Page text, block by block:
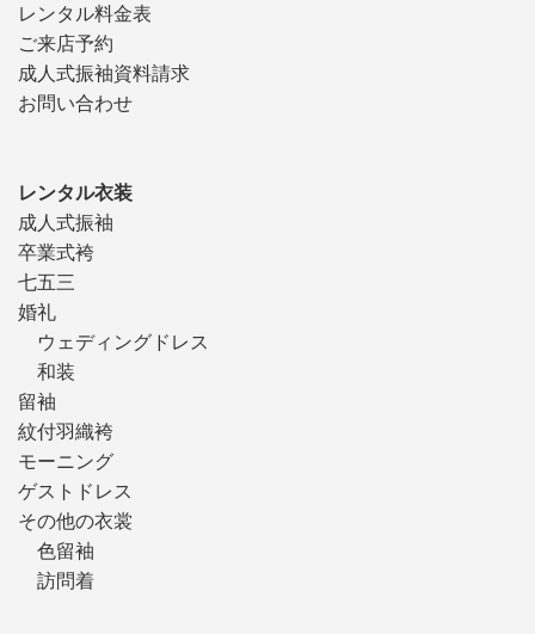
レンタル料金表
ご来店予約
成人式振袖資料請求
お問い合わせ
レンタル衣装
成人式振袖
卒業式袴
七五三
婚礼
ウェディングドレス
和装
留袖
紋付羽織袴
モーニング
ゲストドレス
その他の衣裳
色留袖
訪問着